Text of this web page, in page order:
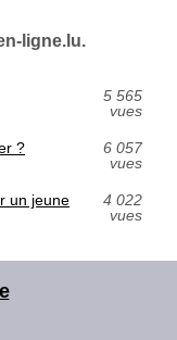
ligne.lu.
5 565
vues
?
6 057
vues
un jeune
4 022
vues